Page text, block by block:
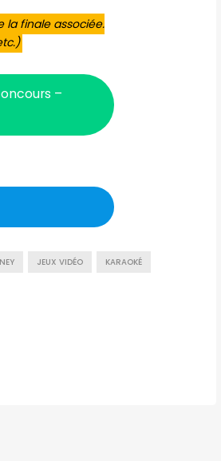
la finale associée.
–
JEUX VIDÉO KARAOKÉ